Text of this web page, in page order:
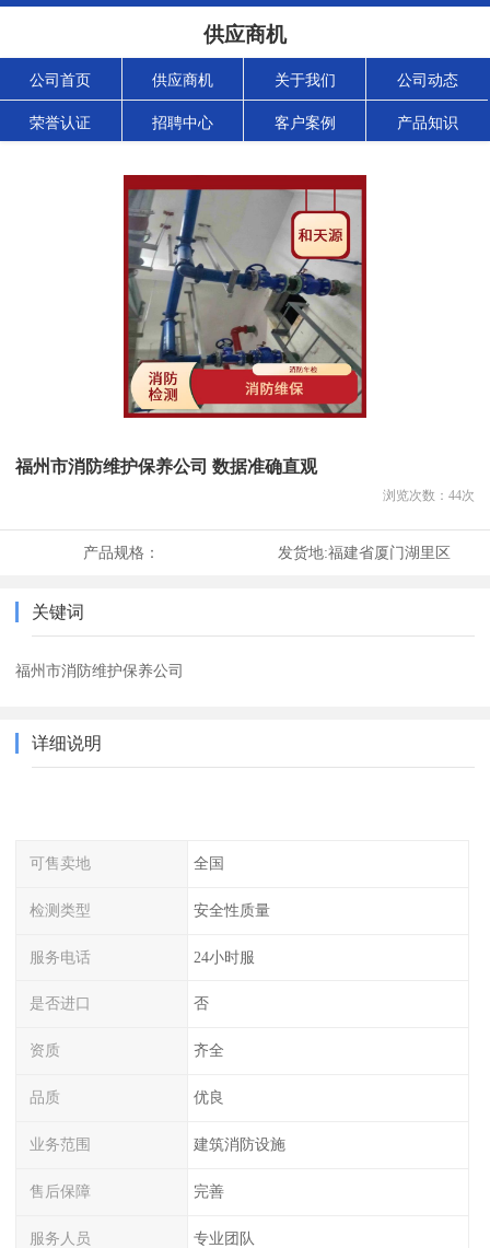
供应商机
公司首页 供应商机 关于我们 公司动态
荣誉认证 招聘中心 客户案例 产品知识
福州市消防维护保养公司 数据准确直观
浏览次数： 44次
产品规格： 发货地:福建省厦门湖里区
关键词
福州市消防维护保养公司
详细说明
可售卖地 全国
检测类型 安全性质量
服务电话 24小时服
是否进口 否
资质 齐全
品质 优良
业务范围 建筑消防设施
售后保障 完善
服务人员 专业团队